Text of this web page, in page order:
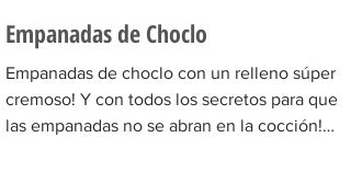
Empanadas de Choclo
Empanadas de choclo con un relleno súper
cremoso! Y con todos los secretos para que
las empanadas no se abran en la cocción!